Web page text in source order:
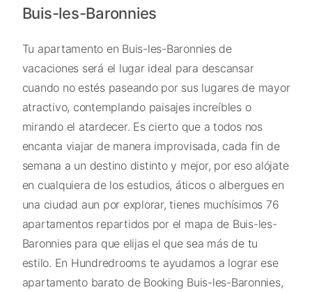
Buis-les-Baronnies
Tu apartamento en Buis-les-Baronnies de
vacaciones será el lugar ideal para descansar
cuando no estés paseando por sus lugares de mayor
atractivo, contemplando paisajes increíbles o
mirando el atardecer. Es cierto que a todos nos
encanta viajar de manera improvisada, cada fin de
semana a un destino distinto y mejor, por eso alójate
en cualquiera de los estudios, áticos o albergues en
una ciudad aun por explorar, tienes muchísimos 76
apartamentos repartidos por el mapa de Buis-les-
Baronnies para que elijas el que sea más de tu
estilo. En Hundredrooms te ayudamos a lograr ese
apartamento barato de Booking Buis-les-Baronnies,